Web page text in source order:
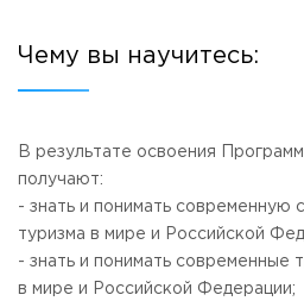
Чему вы научитесь:
В результате освоения
получают:
- знать и понимать современную
туризма в мире и Российской
- знать и понимать современные
в мире и Российской Федерации;